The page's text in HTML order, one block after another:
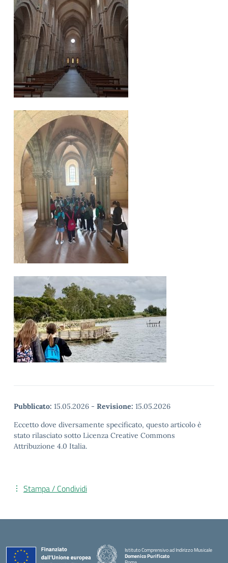
Pubblicato: 15.05.2026 - Revisione: 15.05.2026
Eccetto dove diversamente specificato, questo articolo è
stato rilasciato sotto Licenza Creative Commons
Attribuzione 4.0 Italia.
Stampa / Condividi
Istituto Comprensivo ad Indirizzo Musicale
Domenico Purificato